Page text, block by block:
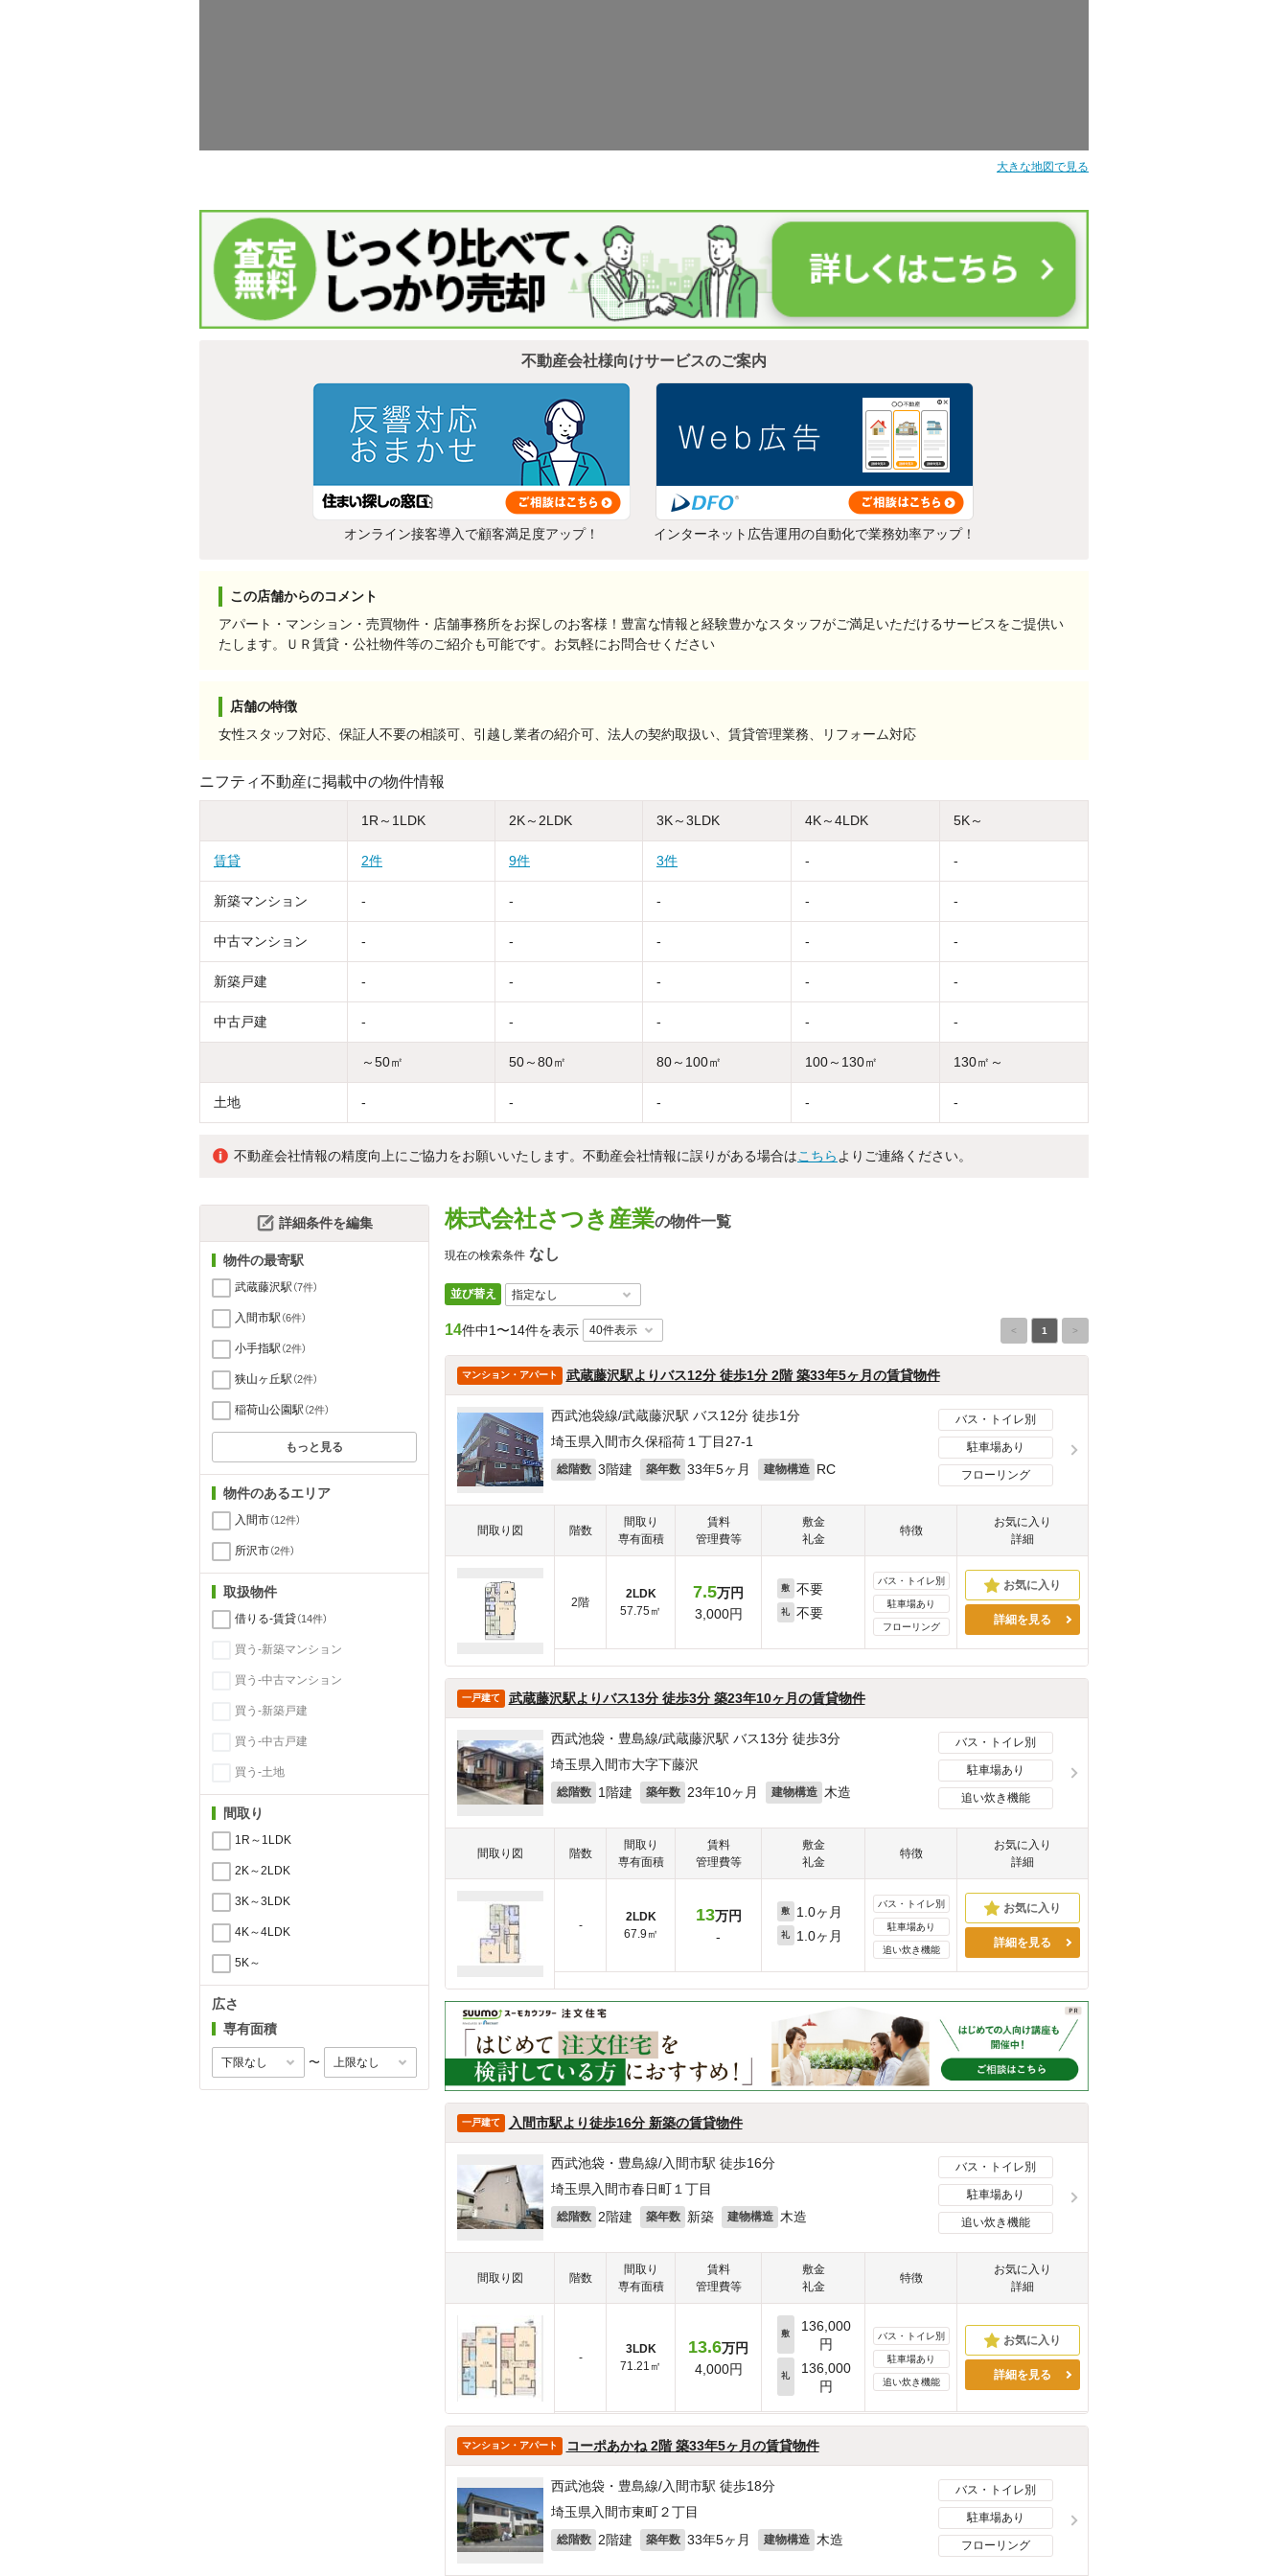
大きな地図で見る
不動産会社様向けサービスのご案内
オンライン接客導入で顧客満足度アップ！ インターネット広告運用の自動化で業務効率アップ！
この店舗からのコメント
アパート・マンション・売買物件・店舗事務所をお探しのお客様！豊富な情報と経験豊かなスタッフがご満足いただけるサービスをご提供い
たします。ＵＲ賃貸・公社物件等のご紹介も可能です。お気軽にお問合せください
店舗の特徴
女性スタッフ対応、保証人不要の相談可、引越し業者の紹介可、法人の契約取扱い、賃貸管理業務、リフォーム対応
ニフティ不動産に掲載中の物件情報
1R～1LDK 2K～2LDK 3K～3LDK 4K～4LDK 5K～
賃貸 2件 9件 3件 - -
新築マンション - - - - -
中古マンション - - - - -
新築戸建 - - - - -
中古戸建 - - - - -
～50㎡ 50～80㎡ 80～100㎡ 100～130㎡ 130㎡～
土地 - - - - -
不動産会社情報の精度向上にご協力をお願いいたします。不動産会社情報に誤りがある場合はこちら よりご連絡ください。
株式会社さつき産業の物件一覧
現在の検索条件 なし
並び替え
14件中1〜14件を表示 < 1 >
マンション・アパート 武蔵藤沢駅よりバス12分 徒歩1分 2階 築33年5ヶ月の賃貸物件
西武池袋線/武蔵藤沢駅 バス12分 徒歩1分
埼玉県入間市久保稲荷１丁目27-1
総階数 3階建 築年数 33年5ヶ月 建物構造 RC
バス・トイレ別
駐車場あり
フローリング
間取り図 階数
間取り
専有面積
賃料
管理費等
敷金
礼金
特徴
お気に入り
詳細
2階
2LDK
57.75㎡
7.5万円
3,000円
敷 不要
礼 不要
バス・トイレ別
駐車場あり
フローリング
詳細を見る
一戸建て 武蔵藤沢駅よりバス13分 徒歩3分 築23年10ヶ月の賃貸物件
西武池袋・豊島線/武蔵藤沢駅 バス13分 徒歩3分
埼玉県入間市大字下藤沢
総階数 1階建 築年数 23年10ヶ月 建物構造 木造
バス・トイレ別
駐車場あり
追い炊き機能
間取り図 階数
間取り
専有面積
賃料
管理費等
敷金
礼金
特徴
お気に入り
詳細
-
2LDK
67.9㎡
13万円
-
敷 1.0ヶ月
礼 1.0ヶ月
バス・トイレ別
駐車場あり
追い炊き機能
詳細を見る
一戸建て 入間市駅より徒歩16分 新築の賃貸物件
西武池袋・豊島線/入間市駅 徒歩16分
埼玉県入間市春日町１丁目
総階数 2階建 築年数 新築 建物構造 木造
バス・トイレ別
駐車場あり
追い炊き機能
間取り図 階数
間取り
専有面積
賃料
管理費等
敷金
礼金
特徴
お気に入り
詳細
-
3LDK
71.21㎡
13.6万円
4,000円
敷
136,000
円
礼
136,000
円
バス・トイレ別
駐車場あり
追い炊き機能
詳細を見る
マンション・アパート コーポあかね 2階 築33年5ヶ月の賃貸物件
西武池袋・豊島線/入間市駅 徒歩18分
埼玉県入間市東町２丁目
総階数 2階建 築年数 33年5ヶ月 建物構造 木造
バス・トイレ別
駐車場あり
フローリング
詳細条件を編集
物件の最寄駅
武蔵藤沢駅 （7件）
入間市駅 （6件）
小手指駅 （2件）
狭山ヶ丘駅 （2件）
稲荷山公園駅 （2件）
もっと見る
物件のあるエリア
入間市（12件）
所沢市（2件）
取扱物件
借りる-賃貸（14件）
買う-新築マンション
買う-中古マンション
買う-新築戸建
買う-中古戸建
買う-土地
間取り
1R～1LDK
2K～2LDK
3K～3LDK
4K～4LDK
5K～
広さ
専有面積
〜